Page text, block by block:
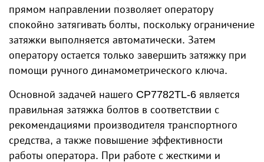
прямом направлении позволяет оператору
спокойно затягивать болты, поскольку ограничение
затяжки выполняется автоматически. Затем
оператору остается только завершить затяжку при
помощи ручного динамометрического ключа.
Основной задачей нашего CP7782TL-6 является
правильная затяжка болтов в соответствии с
рекомендациями производителя транспортного
средства, а также повышение эффективности
работы оператора. При работе с жесткими и